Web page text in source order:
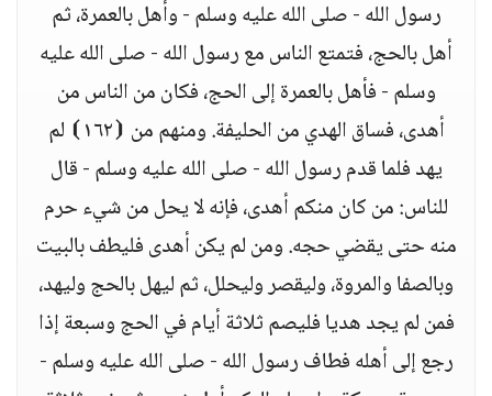
رسول الله - صلى الله عليه وسلم - وأهل بالعمرة، ثم
أهل بالحج، فتمتع الناس مع رسول الله - صلى الله عليه
وسلم - فأهل بالعمرة إلى الحج، فكان من الناس من
أهدى، فساق الهدي من الحليفة. ومنهم من ⦗١٦٢⦘ لم
يهد فلما قدم رسول الله - صلى الله عليه وسلم - قال
للناس: من كان منكم أهدى، فإنه لا يحل من شيء حرم
منه حتى يقضي حجه. ومن لم يكن أهدى فليطف بالبيت
وبالصفا والمروة، وليقصر وليحلل، ثم ليهل بالحج وليهد،
فمن لم يجد هديا فليصم ثلاثة أيام في الحج وسبعة إذا
رجع إلى أهله فطاف رسول الله - صلى الله عليه وسلم -